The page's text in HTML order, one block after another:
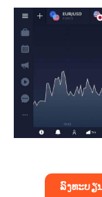
ລົງທະບຽ